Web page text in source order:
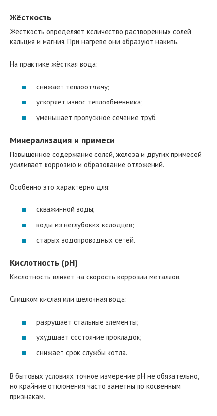
Жёсткость
Жёсткость определяет количество растворённых солей
кальция и магния. При нагреве они образуют накипь.
На практике жёсткая вода:
снижает теплоотдачу;
ускоряет износ теплообменника;
уменьшает пропускное сечение труб.
Минерализация и примеси
Повышенное содержание солей, железа и других примесей
усиливает коррозию и образование отложений.
Особенно это характерно для:
скважинной воды;
воды из неглубоких колодцев;
старых водопроводных сетей.
Кислотность (pH)
Кислотность влияет на скорость коррозии металлов.
Слишком кислая или щелочная вода:
разрушает стальные элементы;
ухудшает состояние прокладок;
снижает срок службы котла.
В бытовых условиях точное измерение pH не обязательно,
но крайние отклонения часто заметны по косвенным
признакам.